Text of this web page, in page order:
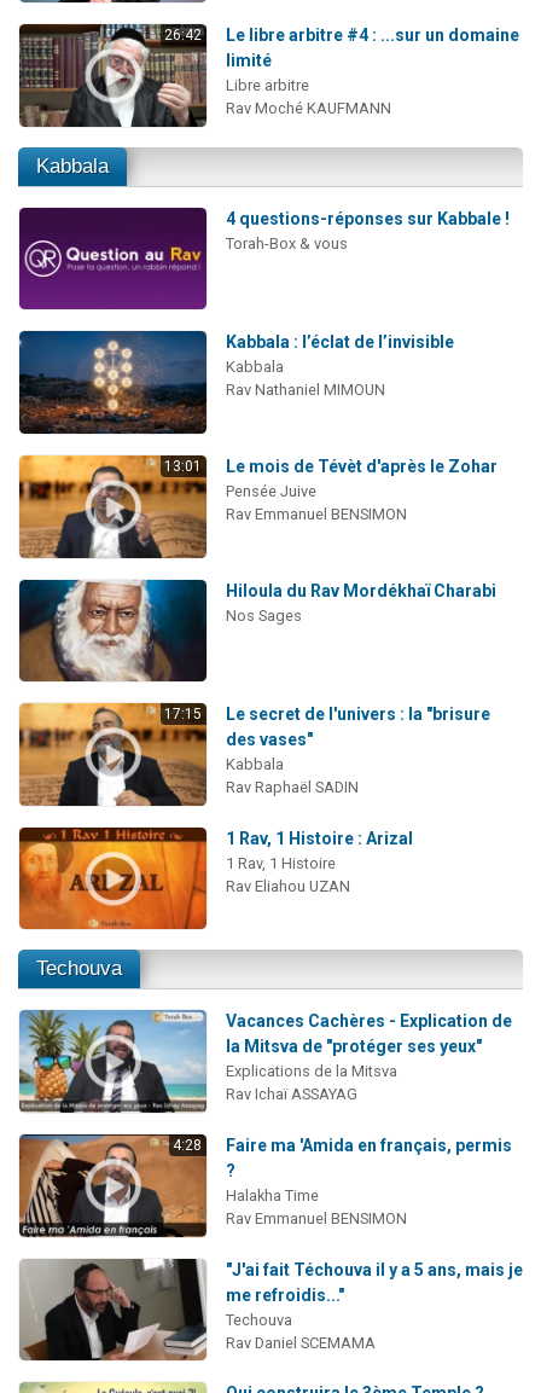
26:42
Le libre arbitre #4 : ...sur un domaine
limité
Libre arbitre
Rav Moché KAUFMANN
Kabbala
4 questions-réponses sur Kabbale !
Torah-Box & vous
Kabbala : l’éclat de l’invisible
Kabbala
Rav Nathaniel MIMOUN
13:01 Le mois de Tévèt d'après le Zohar
Pensée Juive
Rav Emmanuel BENSIMON
Hiloula du Rav Mordékhaï Charabi
Nos Sages
17:15
Le secret de l'univers : la "brisure
des vases"
Kabbala
Rav Raphaël SADIN
1 Rav, 1 Histoire : Arizal
1 Rav, 1 Histoire
Rav Eliahou UZAN
Techouva
Vacances Cachères - Explication de
la Mitsva de "protéger ses yeux"
Explications de la Mitsva
Rav Ichaï ASSAYAG
4:28
Faire ma 'Amida en français, permis
?
Halakha Time
Rav Emmanuel BENSIMON
"J'ai fait Téchouva il y a 5 ans, mais je
me refroidis..."
Techouva
Rav Daniel SCEMAMA